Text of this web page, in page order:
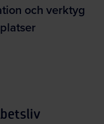
och verktyg